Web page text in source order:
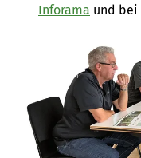
Inforama und bei